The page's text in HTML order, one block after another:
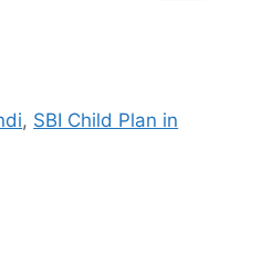
, SBI Child Plan in